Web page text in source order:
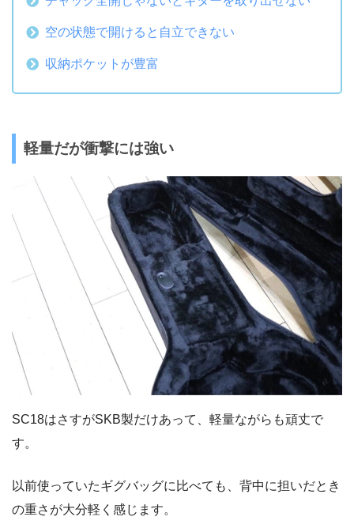
空の状態で開けると自立できない
収納ポケットが豊富
軽量だが衝撃には強い
SC18はさすがSKB製だけあって、軽量ながらも頑丈で
す。
以前使っていたギグバッグに比べても、背中に担いだとき
の重さが大分軽く感じます。